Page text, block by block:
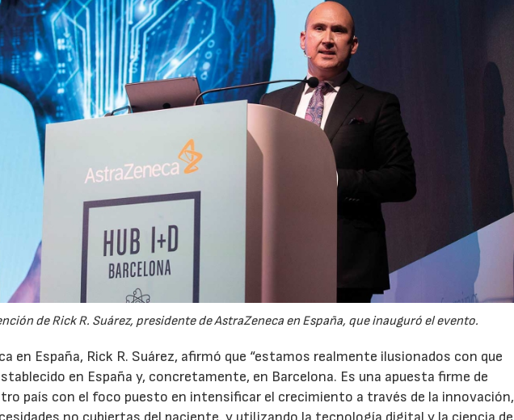
de Rick R. Suárez, presidente de AstraZeneca en España, que inauguró el evento.
en España, Rick R. Suárez, afirmó que “estamos realmente ilusionados con que
en España y, concretamente, en Barcelona. Es una apuesta firme de
país con el foco puesto en intensificar el crecimiento a través de la innovación,